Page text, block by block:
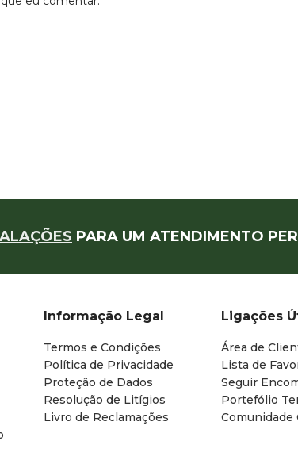
PARA UM ATENDIMENTO
Informação Legal
Termos e Condições
Política de Privacidade
Proteção de Dados
Resolução de Litígios
Livro de Reclamações
Ligações
Área de
Lista de
Seguir
Portefólio
Comunidade